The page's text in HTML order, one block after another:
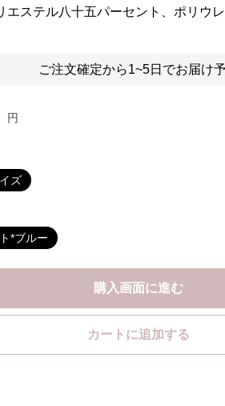
エステル八十五パーセント、ポリウ
ご注文確定から1~5日でお届け
円
ズ
*ブルー
購入画面に進む
カートに追加する